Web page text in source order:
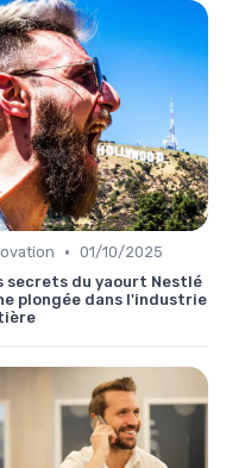
• 01/10/2025
secrets du yaourt Nestlé
plongée dans l'industrie